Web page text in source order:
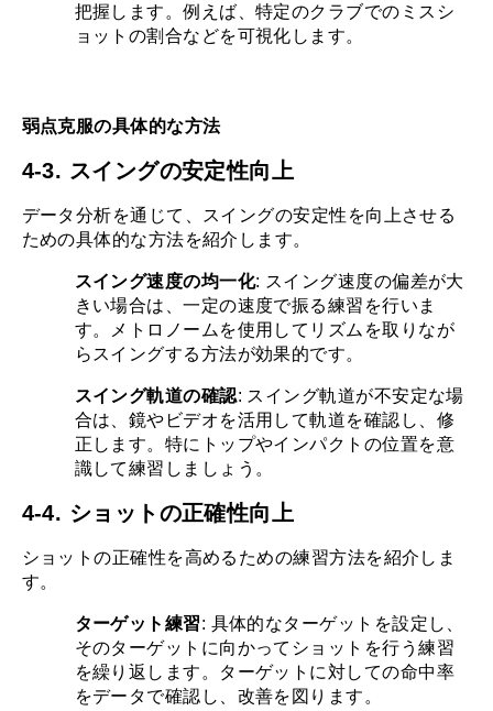
把握します。例えば、特定のクラブでのミスシ
ョットの割合などを可視化します。
弱点克服の具体的な方法
4-3. スイングの安定性向上
データ分析を通じて、スイングの安定性を向上させる
ための具体的な方法を紹介します。
スイング速度の均一化: スイング速度の偏差が大
きい場合は、一定の速度で振る練習を行いま
す。メトロノームを使用してリズムを取りなが
らスイングする方法が効果的です。
スイング軌道の確認: スイング軌道が不安定な場
合は、鏡やビデオを活用して軌道を確認し、修
正します。特にトップやインパクトの位置を意
識して練習しましょう。
4-4. ショットの正確性向上
ショットの正確性を高めるための練習方法を紹介しま
す。
ターゲット練習: 具体的なターゲットを設定し、
そのターゲットに向かってショットを行う練習
を繰り返します。ターゲットに対しての命中率
をデータで確認し、改善を図ります。